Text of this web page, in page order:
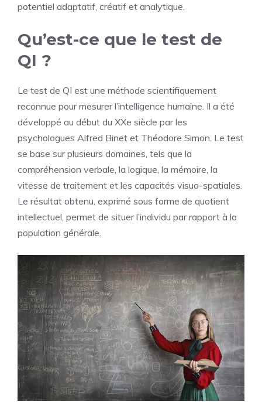
potentiel adaptatif, créatif et analytique.
Qu’est-ce que le test de
QI ?
Le test de QI est une méthode scientifiquement
reconnue pour mesurer l’intelligence humaine. Il a été
développé au début du XXe siècle par les
psychologues Alfred Binet et Théodore Simon. Le test
se base sur plusieurs domaines, tels que la
compréhension verbale, la logique, la mémoire, la
vitesse de traitement et les capacités visuo-spatiales.
Le résultat obtenu, exprimé sous forme de quotient
intellectuel, permet de situer l’individu par rapport à la
population générale.